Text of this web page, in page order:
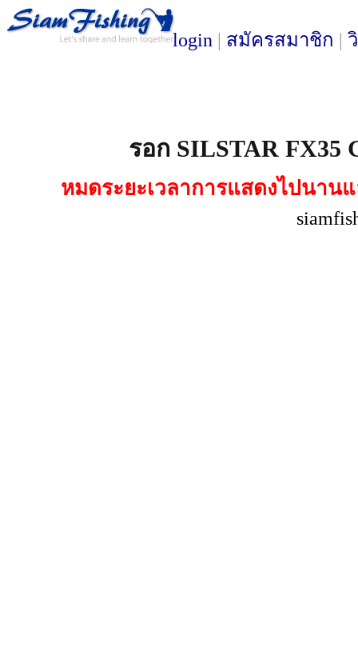
login | สมัครสมาชิก |
รอก SILSTAR FX35
หมดระยะเวลาการแสดงไปนาน